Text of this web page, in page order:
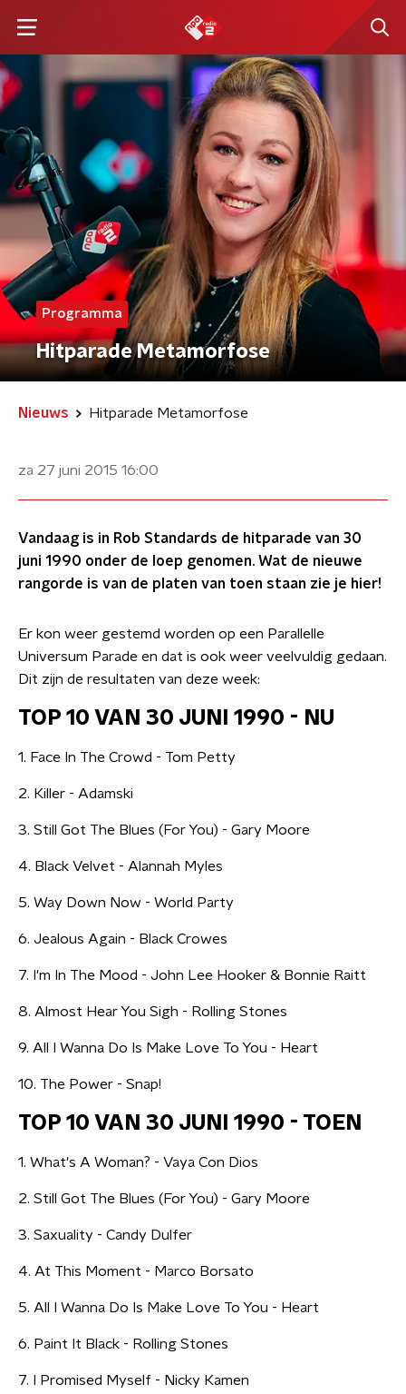
Programma
Hitparade Metamorfose
Nieuws Hitparade Metamorfose
za 27 juni 2015 16:00
Vandaag is in Rob Standards de hitparade van 30
juni 1990 onder de loep genomen. Wat de nieuwe
rangorde is van de platen van toen staan zie je hier!
Er kon weer gestemd worden op een Parallelle
Universum Parade en dat is ook weer veelvuldig gedaan.
Dit zijn de resultaten van deze week:
TOP 10 VAN 30 JUNI 1990 - NU
1. Face In The Crowd - Tom Petty
2. Killer - Adamski
3. Still Got The Blues (For You) - Gary Moore
4. Black Velvet - Alannah Myles
5. Way Down Now - World Party
6. Jealous Again - Black Crowes
7. I'm In The Mood - John Lee Hooker & Bonnie Raitt
8. Almost Hear You Sigh - Rolling Stones
9. All I Wanna Do Is Make Love To You - Heart
10. The Power - Snap!
TOP 10 VAN 30 JUNI 1990 - TOEN
1. What's A Woman? - Vaya Con Dios
2. Still Got The Blues (For You) - Gary Moore
3. Saxuality - Candy Dulfer
4. At This Moment - Marco Borsato
5. All I Wanna Do Is Make Love To You - Heart
6. Paint It Black - Rolling Stones
7. I Promised Myself - Nicky Kamen